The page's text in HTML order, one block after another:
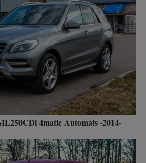
4matic Automāts -2014-